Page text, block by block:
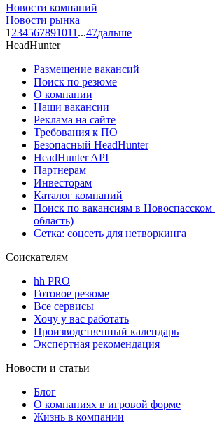
Новости компаний
Новости рынка
1 234567891011 ...47дальше
HeadHunter
Размещение вакансий
Поиск по резюме
О компании
Наши вакансии
Реклама на сайте
Требования к ПО
Безопасный HeadHunter
HeadHunter API
Партнерам
Инвесторам
Каталог компаний
Поиск по вакансиям в Новоспасском
область)
Сетка: соцсеть для нетворкинга
Соискателям
hh PRO
Готовое резюме
Все сервисы
Хочу у вас работать
Производственный календарь
Экспертная рекомендация
Новости и статьи
Блог
О компаниях в игровой форме
Жизнь в компании